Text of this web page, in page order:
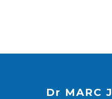
Dr MARC